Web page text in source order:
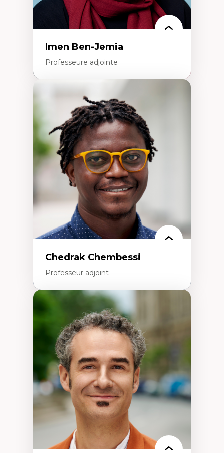
Imen Ben-Jemia
Professeure adjointe
Expertises
Discours sur la ville et représentations
Mosquées, formes et usages au Canada
Reconnaissance et représentations des
communautés immigrantes dans l'espace
urbain
Design architectural et urbain
Patrimoine et patrimonialisation
Études postcoloniales et décolonisation des
savoirs
Chedrak Chembessi
Professeur adjoint
Économie circulaire
Modèles d’affaires durables
Histoire des faits économiques
Gestion durable des ressources naturelles
Écologie industrielle
Aménagement durable du territoire
Développement régional
Coopératives
Télétravail en milieu rural francophone
Transition socio-écologique